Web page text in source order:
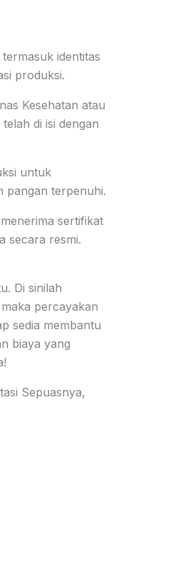
identitas
produksi.
Kesehatan atau
di isi dengan
untuk
pangan terpenuhi.
sertifikat
secara resmi.
Di sinilah
percayakan
sedia membantu
biaya yang
Sepuasnya,